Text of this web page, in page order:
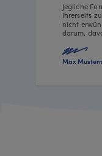
Jegliche
Ihrerseits
nicht
darum,
Max